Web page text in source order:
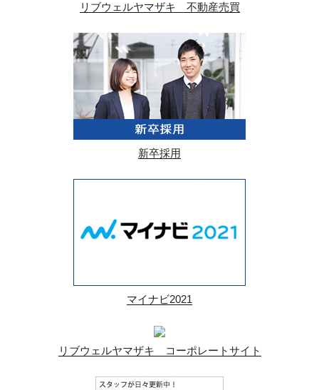
リブウェルヤマザキ 不動産売買
新卒採用
マイナビ2021
リブウェルヤマザキ コーポレートサイト